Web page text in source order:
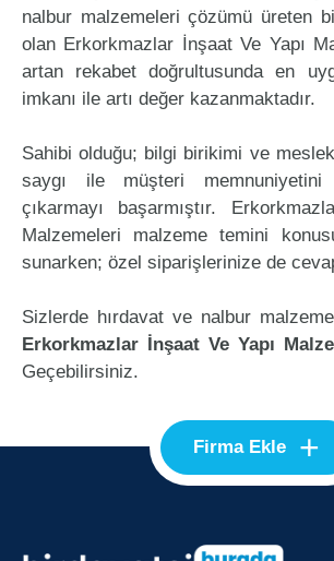
nalbur malzemeleri çözümü üreten
olan Erkorkmazlar İnşaat Ve Yapı
artan rekabet doğrultusunda en
imkanı ile artı değer kazanmaktadır.
Sahibi olduğu; bilgi birikimi ve
saygı ile müşteri
çıkarmayı başarmıştır.
Malzemeleri malzeme temini
sunarken; özel siparişlerinize de
Sizlerde hırdavat ve nalbur
Erkorkmazlar İnşaat Ve Yapı
Geçebilirsiniz.
Firma Ekle +